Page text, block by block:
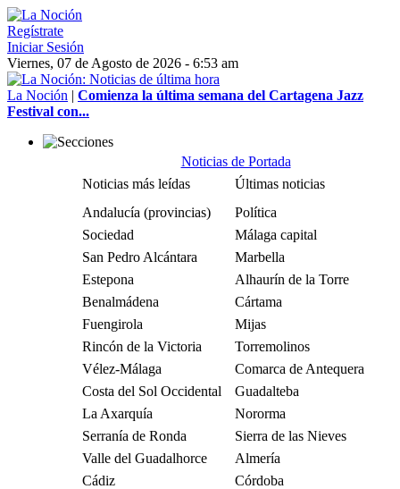
Regístrate
Iniciar Sesión
Viernes, 07 de Agosto de 2026 - 6:53 am
La Noción | Comienza la última semana del Cartagena Jazz
Festival con...
Noticias de Portada
Noticias más leídas
Últimas noticias
Andalucía (provincias)
Política
Sociedad
Málaga capital
San Pedro Alcántara
Marbella
Estepona
Alhaurín de la Torre
Benalmádena
Cártama
Fuengirola
Mijas
Rincón de la Victoria
Torremolinos
Vélez-Málaga
Comarca de Antequera
Costa del Sol Occidental
Guadalteba
La Axarquía
Nororma
Serranía de Ronda
Sierra de las Nieves
Valle del Guadalhorce
Almería
Cádiz
Córdoba